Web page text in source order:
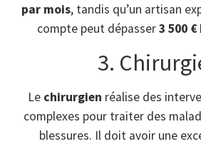
par mois, tandis qu’un artisan
compte peut dépasser3 500
3.
Le chirurgien réalise des
complexes pour traiter des
blessures. Il doit avoir une